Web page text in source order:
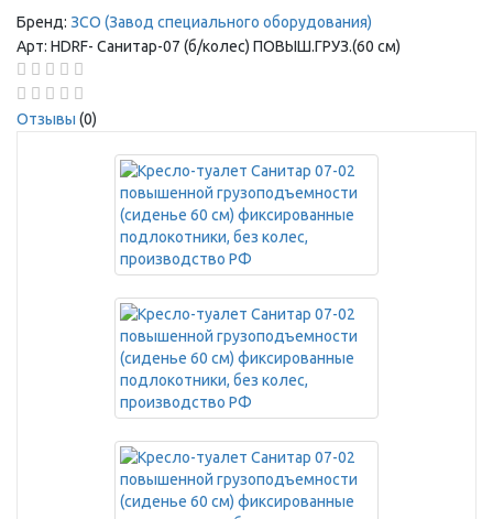
Бренд: ЗСО (Завод специального оборудования)
Арт: HDRF- Санитар-07 (б/колес) ПОВЫШ.ГРУЗ.(60 см)
Отзывы (0)